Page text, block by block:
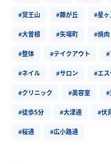
#覚王山 #藤が丘 #星ヶ
#大曽根 #矢場町 #焼肉
#整体 #テイクアウト
#ネイル #サロン #エ
#クリニック #美容室
#徒歩5分 #大津通 #伏
#桜通 #広小路通